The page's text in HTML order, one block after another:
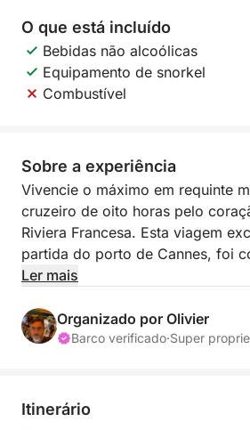
O que está incluído
Bebidas não alcoólicas
Equipamento de snorkel
Combustível
Sobre a experiência
Vivencie o máximo em requinte
cruzeiro de oito horas pelo
Riviera Francesa. Esta viagem
partida do porto de Cannes, foi
oferecer conforto excepcional a
majestosa. A embarcação
pessoas em uma atmosfera
Ler mais
Organizado por Olivier
Barco verificado·Super
Itinerário